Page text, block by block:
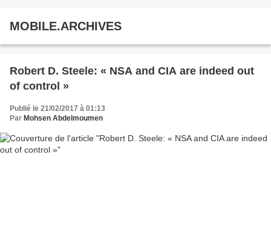
MOBILE.ARCHIVES
Robert D. Steele: « NSA and CIA are indeed out
of control »
Publié le 21/02/2017 à 01:13
Par Mohsen Abdelmoumen